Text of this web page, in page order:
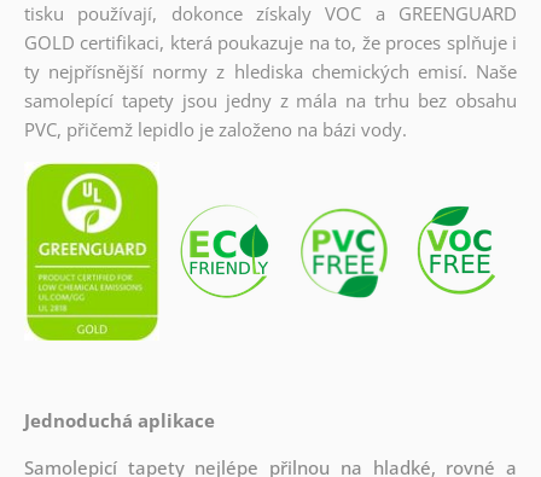
tisku používají, dokonce získaly VOC a GREENGUARD
GOLD certifikaci, která poukazuje na to, že proces splňuje i
ty nejpřísnější normy z hlediska chemických emisí. Naše
samolepící tapety jsou jedny z mála na trhu bez obsahu
PVC, přičemž lepidlo je založeno na bázi vody.
Jednoduchá aplikace
Samolepicí tapety nejlépe přilnou na hladké, rovné a